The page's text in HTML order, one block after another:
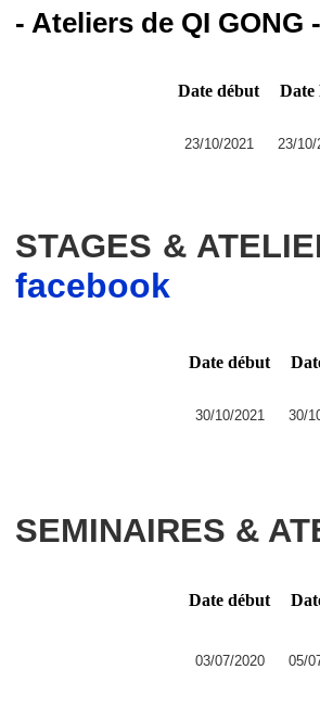
- Ateliers de QI
Date début Date
23/10/2021 23/10/
STAGES &
facebook
Date début
30/10/2021 30/
SEMINAIRES &
Date début
03/07/2020 05/